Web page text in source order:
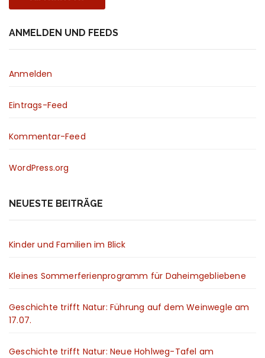
ANMELDEN UND FEEDS
Anmelden
Eintrags-Feed
Kommentar-Feed
WordPress.org
NEUESTE BEITRÄGE
Kinder und Familien im Blick
Kleines Sommerferienprogramm für Daheimgebliebene
Geschichte trifft Natur: Führung auf dem Weinwegle am
17.07.
Geschichte trifft Natur: Neue Hohlweg-Tafel am